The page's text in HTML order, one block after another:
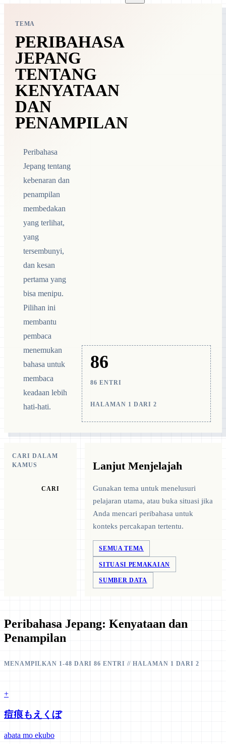
TEMA
PERIBAHASA
JEPANG
TENTANG
KENYATAAN
DAN
PENAMPILAN
Peribahasa
Jepang tentang
kebenaran dan
penampilan
membedakan
yang terlihat,
yang
tersembunyi,
dan kesan
pertama yang
bisa menipu.
Pilihan ini
membantu
pembaca
menemukan
bahasa untuk
membaca
keadaan lebih
hati-hati.
86
86 ENTRI
HALAMAN 1 DARI 2
CARI DALAM
KAMUS
CARI
Lanjut Menjelajah
Gunakan tema untuk menelusuri
pelajaran utama, atau buka situasi jika
Anda mencari peribahasa untuk
konteks percakapan tertentu.
SEMUA TEMA
SITUASI PEMAKAIAN
SUMBER DATA
Peribahasa Jepang: Kenyataan dan
Penampilan
MENAMPILKAN 1-48 DARI 86 ENTRI // HALAMAN 1 DARI 2
+
痘痕もえくぼ
abata mo ekubo